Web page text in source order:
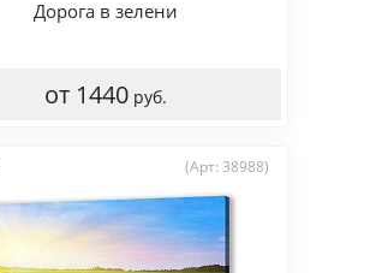
Дорога в зелени
от 1440 руб.
(Арт: 38988)